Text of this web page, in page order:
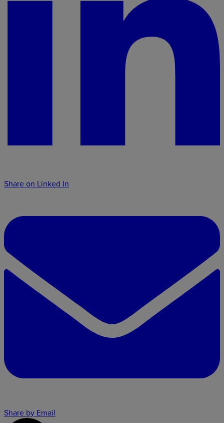
Share on Linked In
Share by Email